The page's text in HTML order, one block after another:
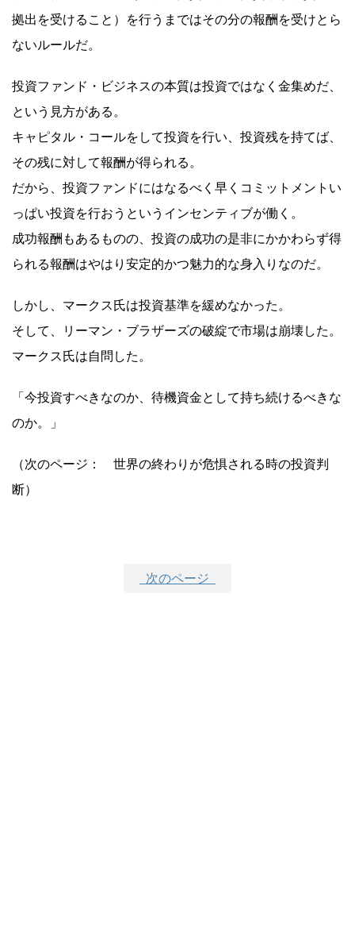
拠出を受けること）を行うまではその分の報酬を受けとら
ないルールだ。
投資ファンド・ビジネスの本質は投資ではなく金集めだ、
という見方がある。
キャピタル・コールをして投資を行い、投資残を持てば、
その残に対して報酬が得られる。
だから、投資ファンドにはなるべく早くコミットメントい
っぱい投資を行おうというインセンティブが働く。
成功報酬もあるものの、投資の成功の是非にかかわらず得
られる報酬はやはり安定的かつ魅力的な身入りなのだ。
しかし、マークス氏は投資基準を緩めなかった。
そして、リーマン・ブラザーズの破綻で市場は崩壊した。
マークス氏は自問した。
「今投資すべきなのか、待機資金として持ち続けるべきな
のか。」
（次のページ： 世界の終わりが危惧される時の投資判
断）
次のページ